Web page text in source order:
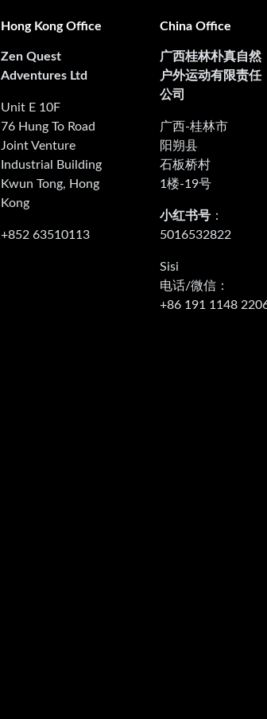
Hong Kong Office
Zen Quest
Adventures Ltd
Unit E 10F
76 Hung To Road
Joint Venture
Industrial Building
Kwun Tong, Hong
Kong
+852 63510113
China Office
广西桂林朴真自然
户外运动有限责任
公司
广西-桂林市
阳朔县
石板桥村
1楼-19号
小红书号 ：
5016532822
‭Sisi
电话/微信：
+86 191 1148